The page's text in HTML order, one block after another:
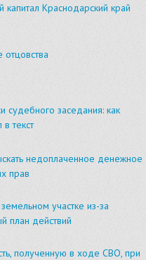
капитал Краснодарский край
судебного заседания: как
текст
недоплаченное денежное
прав
участке из-за
план действий
полученную в ходе СВО, при